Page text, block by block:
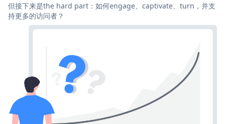
但接下来是the hard part：如何engage、captivate、turn，并支
持更多的访问者？